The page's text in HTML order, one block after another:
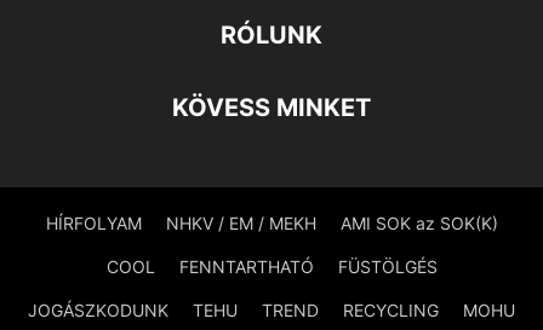
RÓLUNK
KÖVESS MINKET
HÍRFOLYAM NHKV / EM / MEKH AMI SOK az SOK(K)
COOL FENNTARTHATÓ FÜSTÖLGÉS
JOGÁSZKODUNK TEHU TREND RECYCLING MOHU